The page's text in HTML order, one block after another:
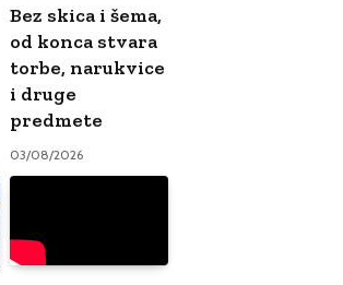
Bez skica i šema,
od konca stvara
torbe, narukvice
i druge
predmete
03/08/2026